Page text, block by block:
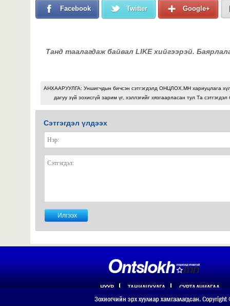
Facebook Twitter Google+
Танд таалагдаж байвал LIKE хийгээрэй.
АНХААРУУЛГА: Уншигчдын бичсэн сэтгэгдэлд ОНЦЛОХ.МН хариуцлага
дагуу зүй зохисгүй зарим үг, хэллэгийг хязгаарласан тул Та
Сэтгэгдэл үлдээх
НҮҮР ТАНИЛЦУУЛГА СУРТАЛЧИЛГАА
ХОЛБОО БАРИХ
Зохиогчийн эрх хуулиар хамгаалагдсан.